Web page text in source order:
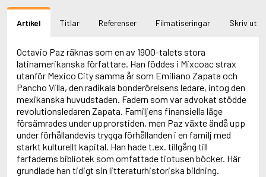
Adlerbeth, Gudmund Jöran
Adnan, Etel
Adolfsson, Eva
Adolfsson, Gunnar
Adolfsson, Josefine
Adolfsson, Maria
Adolphsen, Peter
Artikel Titlar Referenser Filmatiseringar Skriv ut
Octavio Paz räknas som en av 1900-talets stora
latinamerikanska författare. Han föddes i Mixcoac strax
utanför Mexico City samma år som Emiliano Zapata och
Pancho Villa, den radikala bonderörelsens ledare, intog den
mexikanska huvudstaden. Fadern som var advokat stödde
revolutionsledaren Zapata. Familjens finansiella läge
försämrades under upprorstiden, men Paz växte ändå upp
under förhållandevis trygga förhållanden i en familj med
starkt kulturellt kapital. Han hade t.ex. tillgång till
farfaderns bibliotek som omfattade tiotusen böcker. Här
grundlade han tidigt sin litteraturhistoriska bildning.